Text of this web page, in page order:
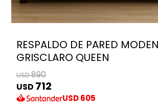
RESPALDO DE PARED
GRISCLARO QUEEN
USD890
USD 712
USD605